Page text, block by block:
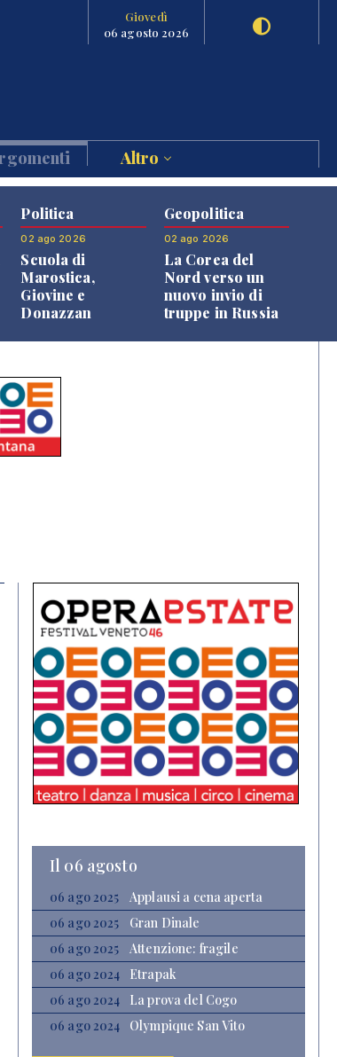
Giovedì
06 agosto 2026
Altro
Politica
02 ago 2026
Scuola di
Marostica,
Giovine e
Donazzan
Geopolitica
02 ago 2026
La Corea del
Nord verso un
nuovo invio di
truppe in Russia
Il 06 agosto
06 ago 2025
Applausi a cena aperta
06 ago 2025
Gran Dinale
06 ago 2025
Attenzione: fragile
06 ago 2024
Etrapak
06 ago 2024
La prova del Cogo
06 ago 2024
Olympique San Vito